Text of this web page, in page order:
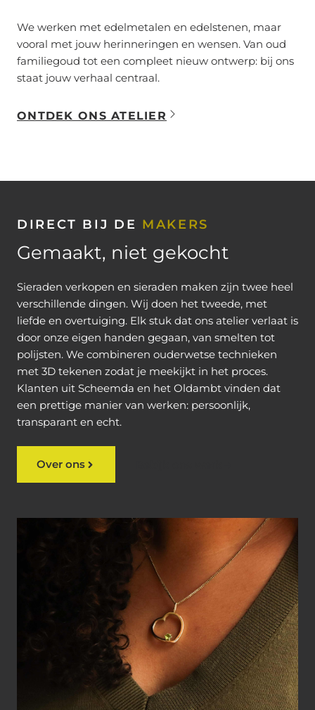
We werken met edelmetalen en edelstenen, maar
vooral met jouw herinneringen en wensen. Van oud
familiegoud tot een compleet nieuw ontwerp: bij ons
staat jouw verhaal centraal.
ONTDEK ONS ATELIER
DIRECT BIJ DE MAKERS
Gemaakt, niet gekocht
Sieraden verkopen en sieraden maken zijn twee heel
verschillende dingen. Wij doen het tweede, met
liefde en overtuiging. Elk stuk dat ons atelier verlaat is
door onze eigen handen gegaan, van smelten tot
polijsten. We combineren ouderwetse technieken
met 3D tekenen zodat je meekijkt in het proces.
Klanten uit Scheemda en het Oldambt vinden dat
een prettige manier van werken: persoonlijk,
transparant en echt.
Over ons